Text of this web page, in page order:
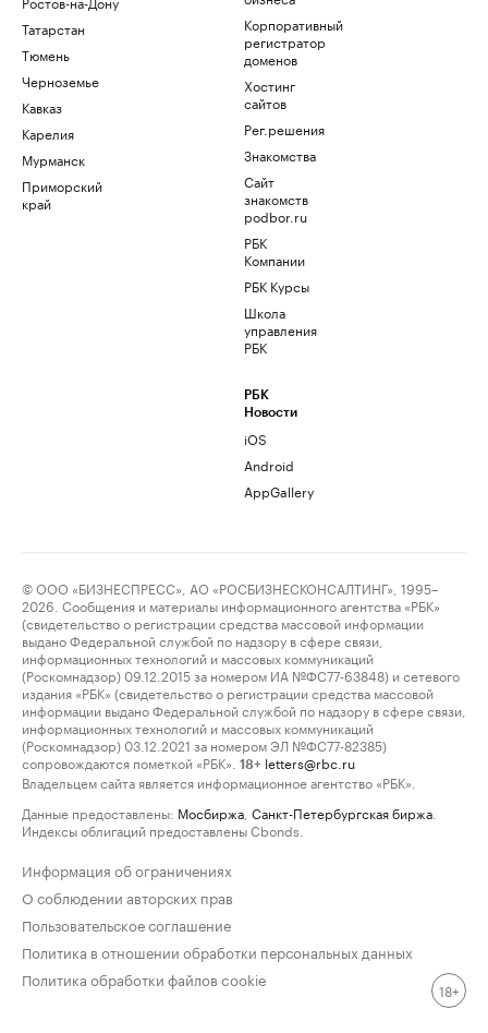
Татарстан
Тюмень
Черноземье
Кавказ
Карелия
Мурманск
Приморский
край
Корпоративный
регистратор
доменов
Хостинг
сайтов
Рег.решения
Знакомства
Сайт
знакомств
podbor.ru
РБК
Компании
РБК Курсы
Школа
управления
РБК
РБК
Новости
iOS
Android
AppGallery
© ООО «БИЗНЕСПРЕСС», АО «РОСБИЗНЕСКОНСАЛТИНГ», 1995–
2026. Сообщения и материалы информационного агентства «РБК»
(свидетельство о регистрации средства массовой информации
выдано Федеральной службой по надзору в сфере связи,
информационных технологий и массовых коммуникаций
(Роскомнадзор) 09.12.2015 за номером ИА №ФС77-63848) и сетевого
издания «РБК» (свидетельство о регистрации средства массовой
информации выдано Федеральной службой по надзору в сфере связи,
информационных технологий и массовых коммуникаций
(Роскомнадзор) 03.12.2021 за номером ЭЛ №ФС77-82385)
сопровождаются пометкой «РБК».
18+ letters@rbc.ru
Владельцем сайта является информационное агентство «РБК».
Данные предоставлены: Мосбиржа Санкт-Петербургская биржа
Индексы облигаций предоставлены Cbonds.
Информация об ограничениях
О соблюдении авторских прав
Пользовательское соглашение
Политика в отношении обработки персональных данных
Политика обработки файлов cookie
18+